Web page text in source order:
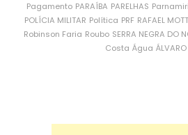
Pagamento PARAÍBA PARELHAS
POLÍCIA MILITAR Política PRF RAFAEL
Robinson Faria Roubo SERRA NEGRA DO
Costa Água